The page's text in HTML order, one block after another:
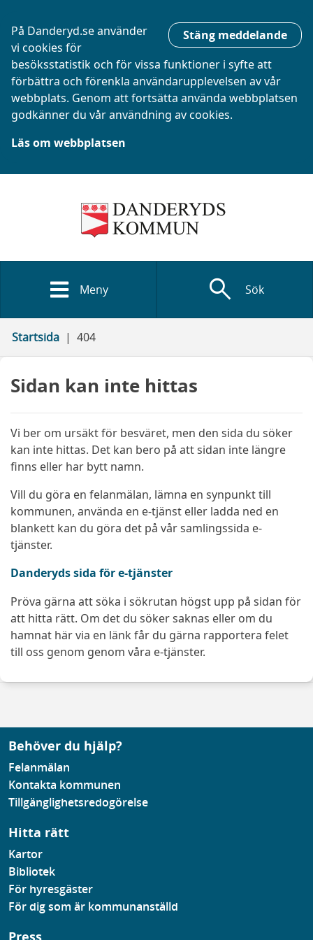
Stäng meddelande
På Danderyd.se använder
vi cookies för
besöksstatistik och för vissa funktioner i syfte att
förbättra och förenkla användarupplevelsen av vår
webbplats. Genom att fortsätta använda webbplatsen
godkänner du vår användning av cookies.
Läs om webbplatsen
Meny search Sök
Startsida 404
Sidan kan inte hittas
Vi ber om ursäkt för besväret, men den sida du söker
kan inte hittas. Det kan bero på att sidan inte längre
finns eller har bytt namn.
Vill du göra en felanmälan, lämna en synpunkt till
kommunen, använda en e-tjänst eller ladda ned en
blankett kan du göra det på vår samlingssida e-
tjänster.
Danderyds sida för e-tjänster
Pröva gärna att söka i sökrutan högst upp på sidan för
att hitta rätt. Om det du söker saknas eller om du
hamnat här via en länk får du gärna rapportera felet
till oss genom genom våra e-tjänster.
Behöver du hjälp?
Felanmälan
Kontakta kommunen
Tillgänglighetsredogörelse
Hitta rätt
Kartor
Bibliotek
För hyresgäster
För dig som är kommunanställd
Press